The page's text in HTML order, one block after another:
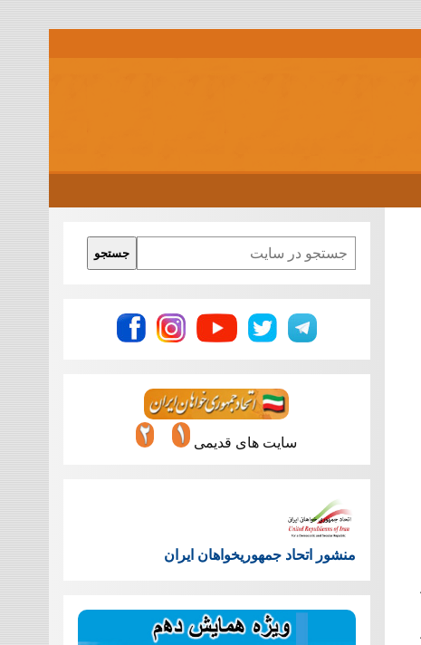
Search
جستجو
سایت های قدیمی
منشور اتحاد جمهوریخواهان ایران